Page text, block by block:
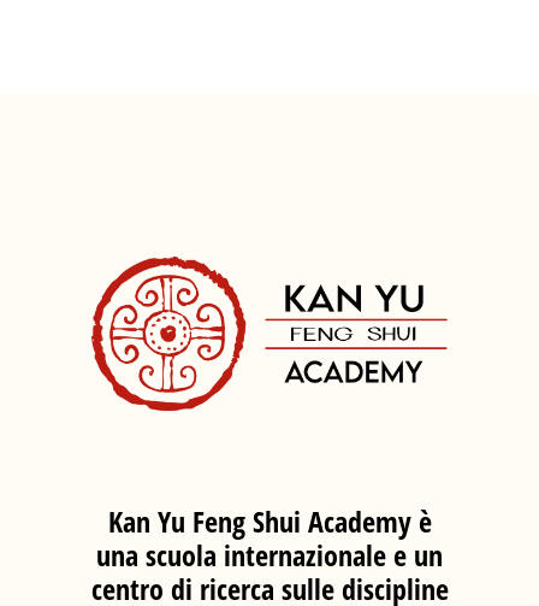
Kan Yu Feng Shui Academy è
una scuola internazionale e un
centro di ricerca sulle discipline